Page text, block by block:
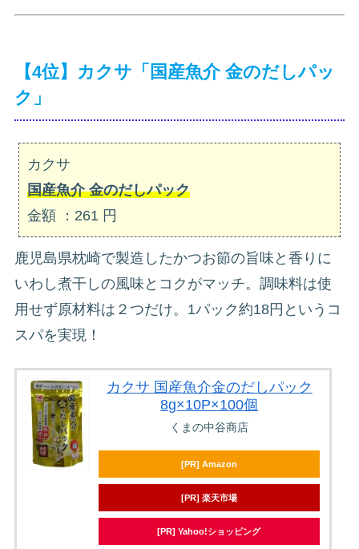
【4位】カクサ「国産魚介 金のだしパッ
ク」
カクサ
国産魚介 金のだしパック
金額 ：261 円
鹿児島県枕崎で製造したかつお節の旨味と香りに
いわし煮干しの風味とコクがマッチ。調味料は使
用せず原材料は２つだけ。1パック約18円というコ
スパを実現！
カクサ 国産魚介金のだしパック
8g×10P×100個
くまの中谷商店
[PR] Amazon
[PR] 楽天市場
[PR] Yahoo!ショッピング